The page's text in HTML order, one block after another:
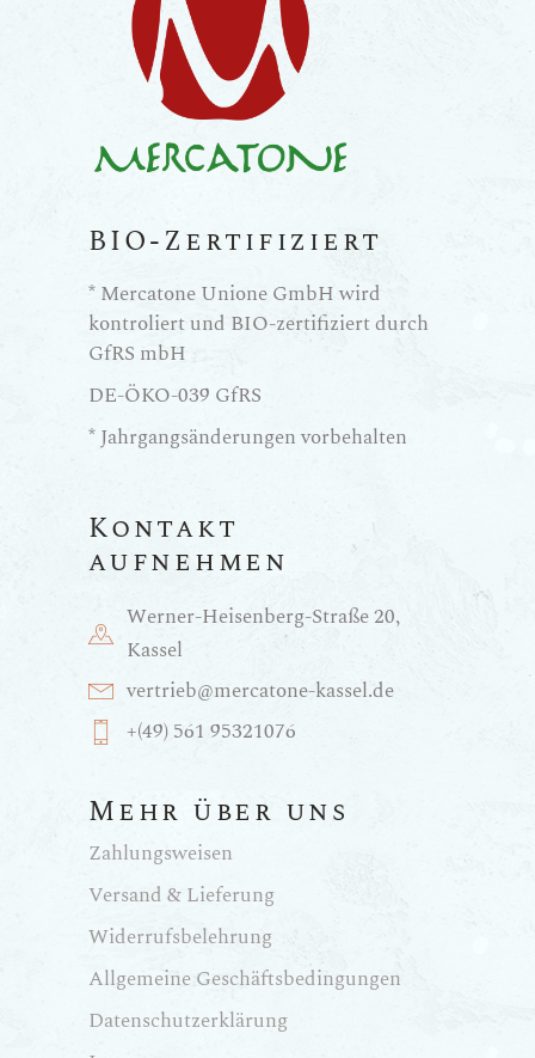
BIO-Zertifiziert
* Mercatone Unione GmbH wird
kontroliert und BIO-zertifiziert durch
GfRS mbH
DE-ÖKO-039 GfRS
* Jahrgangsänderungen vorbehalten
Kontakt
aufnehmen
Werner-Heisenberg-Straße 20,
Kassel
vertrieb@mercatone-kassel.de
+(49) 561 95321076
Mehr über uns
Zahlungsweisen
Versand & Lieferung
Widerrufsbelehrung
Allgemeine Geschäftsbedingungen
Datenschutzerklärung